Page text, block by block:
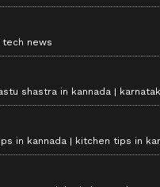
tech news
shastra in kannada
in kannada kitchen tips in